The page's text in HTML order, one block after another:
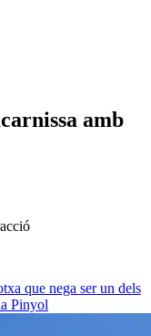
amb
que nega ser un dels
Pinyol